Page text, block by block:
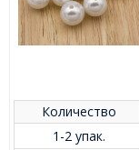
Количество
1-2 упак.